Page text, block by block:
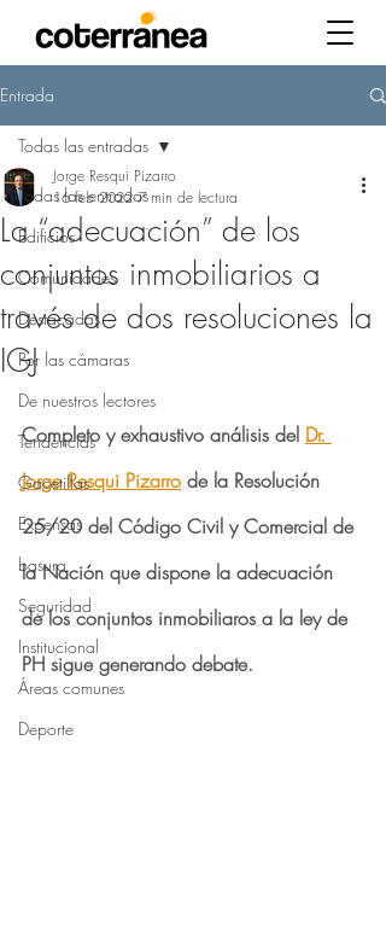
Entrada
Todas las entradas
Edificios
Comunidades
Destacadas
Por las cámaras
De nuestros lectores
Tendencias
Gacetillas
Expensas
basura
Seguridad
Institucional
Áreas comunes
Deporte
Todas las entradas
La “adecuación” de los
conjuntos inmobiliarios a
través de dos resoluciones la
IGJ
Jorge Resqui Pizarro
16 feb 2022 7 min de lectura
Completo y exhaustivo análisis del Dr.
Jorge Resqui Pizarro de la Resolución
25/20 del Código Civil y Comercial de
la Nación que dispone la adecuación
de los conjuntos inmobiliaros a la ley de
PH sigue generando debate.